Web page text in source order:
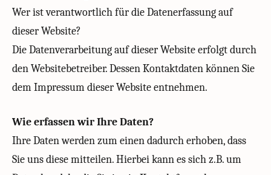
Wer ist verantwortlich für die Datenerfassung auf
dieser Website?
Die Datenverarbeitung auf dieser Website erfolgt durch
den Websitebetreiber. Dessen Kontaktdaten können Sie
dem Impressum dieser Website entnehmen.
Wie erfassen wir Ihre Daten?
Ihre Daten werden zum einen dadurch erhoben, dass
Sie uns diese mitteilen. Hierbei kann es sich z.B. um